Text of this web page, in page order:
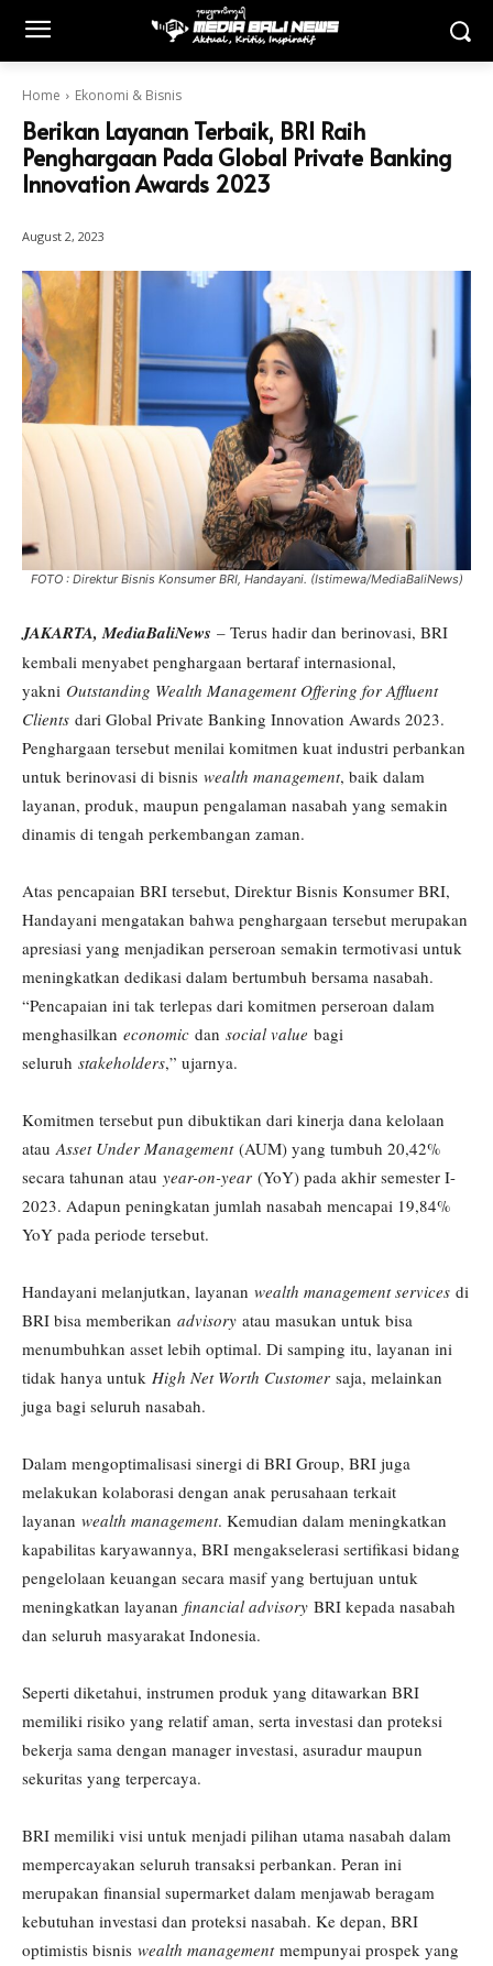
Home Ekonomi & Bisnis
Berikan Layanan Terbaik, BRI Raih
Penghargaan Pada Global Private Banking
Innovation Awards 2023
August 2, 2023
FOTO : Direktur Bisnis Konsumer BRI, Handayani. (Istimewa/MediaBaliNews)
JAKARTA, MediaBaliNews – Terus hadir dan berinovasi, BRI
kembali menyabet penghargaan bertaraf internasional,
yakni Outstanding Wealth Management Offering for Affluent
Clients dari Global Private Banking Innovation Awards 2023.
Penghargaan tersebut menilai komitmen kuat industri perbankan
untuk berinovasi di bisnis wealth management, baik dalam
layanan, produk, maupun pengalaman nasabah yang semakin
dinamis di tengah perkembangan zaman.
Atas pencapaian BRI tersebut, Direktur Bisnis Konsumer BRI,
Handayani mengatakan bahwa penghargaan tersebut merupakan
apresiasi yang menjadikan perseroan semakin termotivasi untuk
meningkatkan dedikasi dalam bertumbuh bersama nasabah.
“Pencapaian ini tak terlepas dari komitmen perseroan dalam
menghasilkan economic dan social value bagi
seluruh stakeholders,” ujarnya.
Komitmen tersebut pun dibuktikan dari kinerja dana kelolaan
atauAsset Under Management(AUM) yang tumbuh 20,42%
secara tahunan atau year-on-year (YoY) pada akhir semester I-
2023. Adapun peningkatan jumlah nasabah mencapai 19,84%
YoY pada periode tersebut.
Handayani melanjutkan, layanan wealth management services di
BRI bisa memberikan advisory atau masukan untuk bisa
menumbuhkan asset lebih optimal. Di samping itu, layanan ini
tidak hanya untuk High Net Worth Customer saja, melainkan
juga bagi seluruh nasabah.
Dalam mengoptimalisasi sinergi di BRI Group, BRI juga
melakukan kolaborasi dengan anak perusahaan terkait
layanan wealth management. Kemudian dalam meningkatkan
kapabilitas karyawannya, BRI mengakselerasi sertifikasi bidang
pengelolaan keuangan secara masif yang bertujuan untuk
meningkatkan layanan financial advisory BRI kepada nasabah
dan seluruh masyarakat Indonesia.
Seperti diketahui, instrumen produk yang ditawarkan BRI
memiliki risiko yang relatif aman, serta investasi dan proteksi
bekerja sama dengan manager investasi, asuradur maupun
sekuritas yang terpercaya.
BRI memiliki visi untuk menjadi pilihan utama nasabah dalam
mempercayakan seluruh transaksi perbankan. Peran ini
merupakan finansial supermarket dalam menjawab beragam
kebutuhan investasi dan proteksi nasabah. Ke depan, BRI
optimistis bisnis wealth managementmempunyai prospek yang